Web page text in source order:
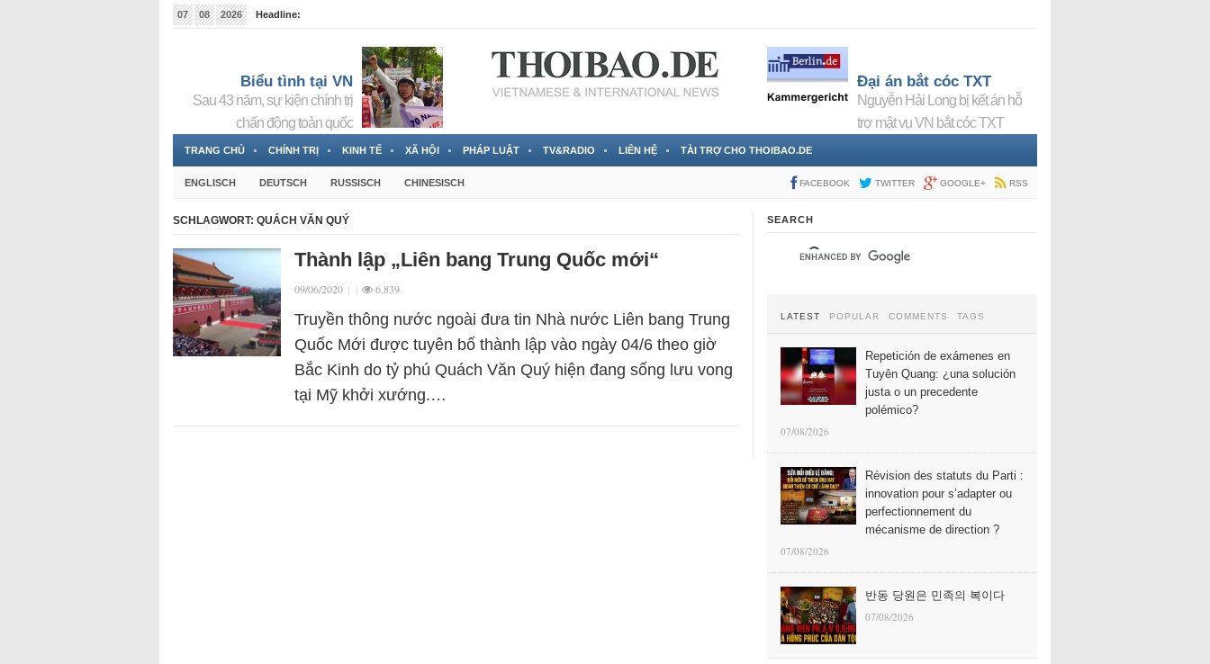
07 08 2026
Headline:
Biểu tình tại VN
Sau 43 năm, sự kiện chính trị
chấn động toàn quốc
Đại án bắt cóc TXT
Nguyễn Hải Long bị kết án hỗ
trợ mật vụ VN bắt cóc TXT
TRANG CHỦ CHÍNH TRỊ KINH TẾ XÃ HỘI PHÁP LUẬT TV&RADIO LIÊN HỆ TÀI TRỢ CHO THOIBAO.DE
ENGLISCH DEUTSCH RUSSISCH CHINESISCH FACEBOOK TWITTER GOOGLE+ RSS
SCHLAGWORT: QUÁCH VĂN QUÝ
Thành lập „Liên bang Trung Quốc mới“
09/06/2020 | | 6.839
Truyền thông nước ngoài đưa tin Nhà nước Liên bang Trung
Quốc Mới được tuyên bố thành lập vào ngày 04/6 theo giờ
Bắc Kinh do tỷ phú Quách Văn Quý hiện đang sống lưu vong
tại Mỹ khởi xướng.…
SEARCH
LATEST POPULAR COMMENTS TAGS
Repetición de exámenes en
Tuyên Quang: ¿una solución
justa o un precedente
polémico?
07/08/2026
Révision des statuts du Parti :
innovation pour s’adapter ou
perfectionnement du
mécanisme de direction ?
07/08/2026
반동 당원은 민족의 복이다
07/08/2026